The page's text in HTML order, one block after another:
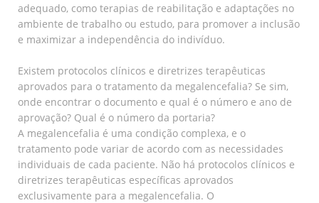
adequado, como terapias de reabilitação e adaptações no
ambiente de trabalho ou estudo, para promover a inclusão
e maximizar a independência do indivíduo.
Existem protocolos clínicos e diretrizes terapêuticas
aprovados para o tratamento da megalencefalia? Se sim,
onde encontrar o documento e qual é o número e ano de
aprovação? Qual é o número da portaria?
A megalencefalia é uma condição complexa, e o
tratamento pode variar de acordo com as necessidades
individuais de cada paciente. Não há protocolos clínicos e
diretrizes terapêuticas específicas aprovados
exclusivamente para a megalencefalia. O